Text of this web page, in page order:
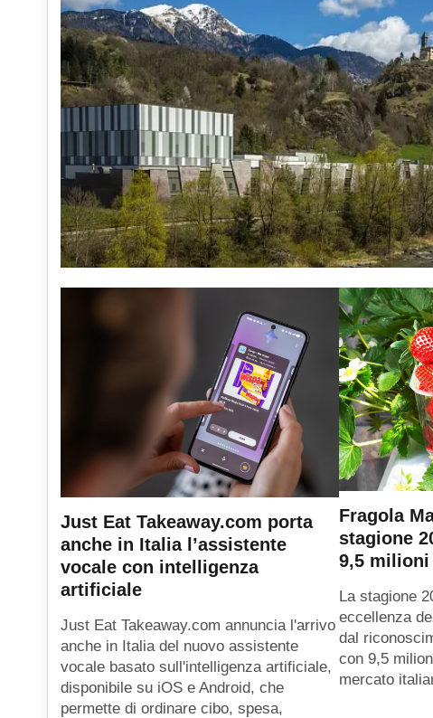
Just Eat Takeaway.com porta
anche in Italia l’assistente
vocale con intelligenza
artificiale
Just Eat Takeaway.com annuncia l'arrivo
anche in Italia del nuovo assistente
vocale basato sull'intelligenza artificiale,
disponibile su iOS e Android, che
permette di ordinare cibo, spesa,
Fragola
stagione
9,5
La stagione
eccellenza
dal
con 9,5
mercato